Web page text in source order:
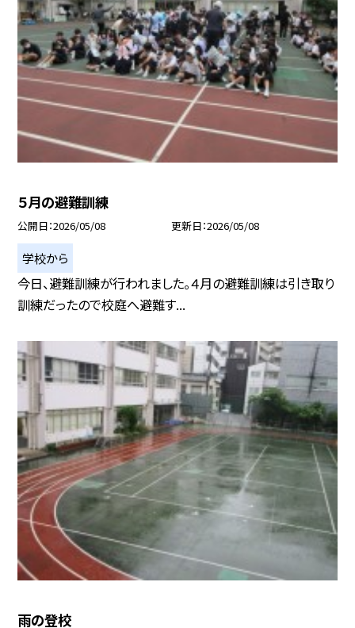
５月の避難訓練
公開日 2026/05/08 更新日 2026/05/08
学校から
今日、避難訓練が行われました。４月の避難訓練は引き取り
訓練だったので校庭へ避難す...
雨の登校